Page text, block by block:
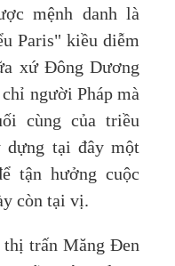
mệnh danh là
Paris" kiều diễm
xứ Đông Dương
người Pháp mà
cùng của triều
dựng tại đây một
tận hưởng cuộc
còn tại vị.
thị trấn Măng Đen